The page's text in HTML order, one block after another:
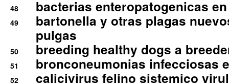
48 bacterias enteropatogenicas
49
bartonella y otras plagas
pulgas
50 breeding healthy dogs a
51 bronconeumonias infecciosas
52 calicivirus felino sistemico